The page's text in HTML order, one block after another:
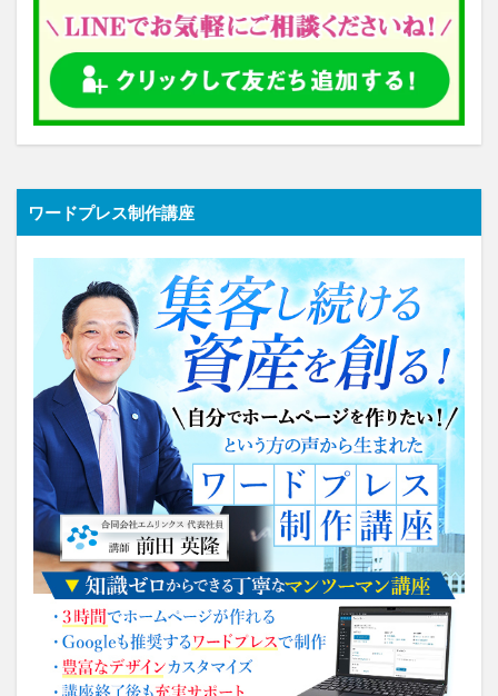
ワードプレス制作講座